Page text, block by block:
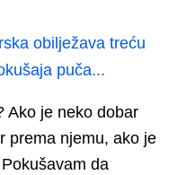
obilježava treću
puča...
Ako je neko dobar
prema njemu, ako je
da